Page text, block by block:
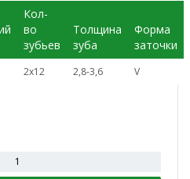
Кол-
во
зубьев
Толщина
зуба
Форма
заточки
2x12 2,8-3,6 V